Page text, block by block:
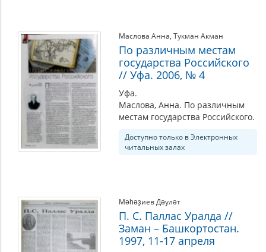
Маслова Анна, Тукман Акман
По различным местам
государства Российского
// Уфа. 2006, № 4
Уфа.
Маслова, Анна. По различным
местам государства Российского.
Доступно только в Электронных
читальных залах
Мәһәҙиев Дәyләт
П. С. Паллас Уралда //
Заман – Башкортостан.
1997, 11-17 апреля